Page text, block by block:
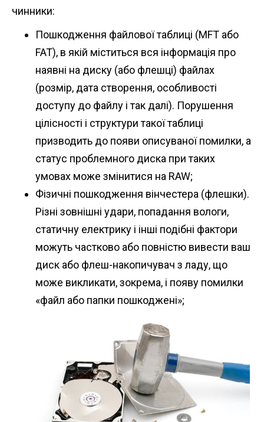
чинники:
Пошкодження файлової таблиці (MFT або
FAT), в якій міститься вся інформація про
наявні на диску (або флешці) файлах
(розмір, дата створення, особливості
доступу до файлу і так далі). Порушення
цілісності і структури такої таблиці
призводить до появи описуваної помилки, а
статус проблемного диска при таких
умовах може змінитися на RAW;
Фізичні пошкодження вінчестера (флешки).
Різні зовнішні удари, попадання вологи,
статичну електрику і інші подібні фактори
можуть частково або повністю вивести ваш
диск або флеш-накопичувач з ладу, що
може викликати, зокрема, і появу помилки
«файл або папки пошкоджені»;